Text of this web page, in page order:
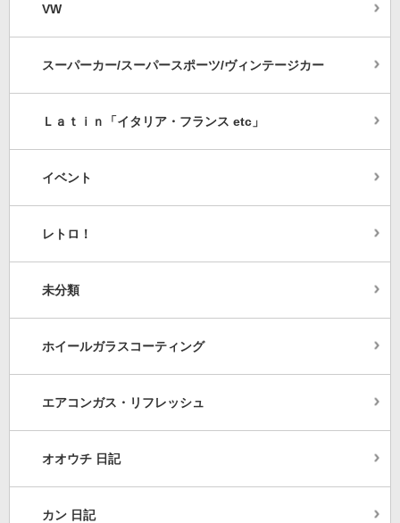
VW
スーパーカー/スーパースポーツ/ヴィンテージカー
Ｌａｔｉｎ「イタリア・フランス etc」
イベント
レトロ！
未分類
ホイールガラスコーティング
エアコンガス・リフレッシュ
オオウチ 日記
カン 日記